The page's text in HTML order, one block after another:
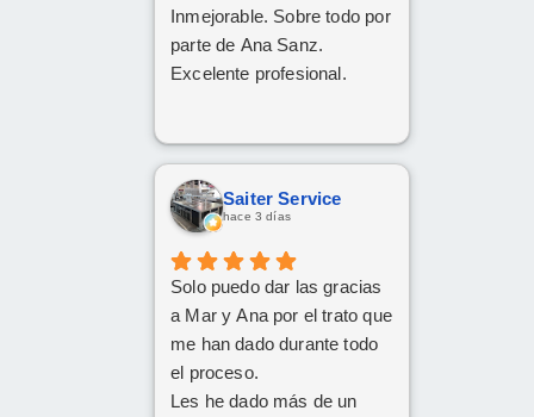
Inmejorable. Sobre todo por
parte de Ana Sanz.
Excelente profesional.
Saiter Service
hace 3 días
Solo puedo dar las gracias
a Mar y Ana por el trato que
me han dado durante todo
el proceso.
Les he dado más de un